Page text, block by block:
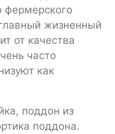
фермерского
жизненный
от качества
часто
как
поддон из
поддона.